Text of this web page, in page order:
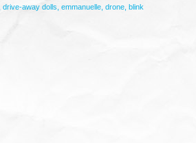
drive-away dolls emmanuelle, drone, blink